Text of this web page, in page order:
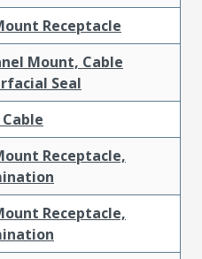
Receptacle
Mount, Cable
Seal
Receptacle,
Receptacle,